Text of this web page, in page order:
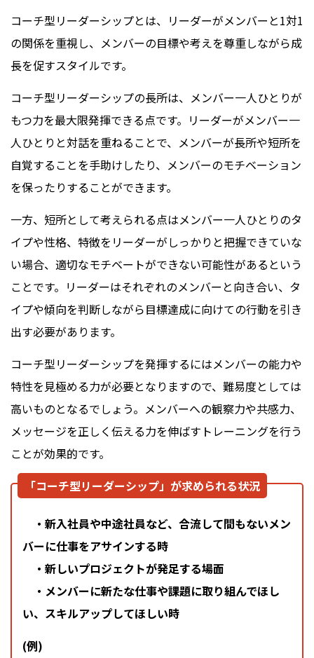
コーチ型リーダーシップとは、リーダーがメンバーと1対1
の関係を重視し、メンバーの目標や考えを尊重しながら成
長を促すスタイルです。
コーチ型リーダーシップの長所は、メンバー一人ひとりが
もつ力を最大限発揮できる点です。リーダーがメンバー一
人ひとりと対話を重ねることで、メンバーが長所や短所を
自覚することを手助けしたり、メンバーのモチベーション
を保ったりすることができます。
一方、短所として考えられる点はメンバー一人ひとりのタ
イプや性格、特徴をリーダーがしっかりと把握できていな
い場合、適切なモチベートができない可能性があるという
ことです。リーダーはそれぞれのメンバーと向き合い、タ
イプや傾向を判断しながら目標達成に向けての行動を引き
出す必要があります。
コーチ型リーダーシップを発揮するにはメンバーの能力や
特性を見極める力が必要となりますので、難易度としては
高いものとなるでしょう。メンバーへの観察力や共感力、
メッセージを正しく伝える力を伸ばすトレーニングを行う
ことが効果的です。
「コーチ型リーダーシップ」が求められる状況
・新入社員や中途社員など、合流して間もないメン
バーに仕事をアサインする時
・新しいプロジェクトが発足する場面
・メンバーに新たな仕事や課題に取り組んでほし
い、スキルアップしてほしい時
(例)